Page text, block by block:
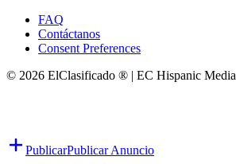
FAQ
Contáctanos
Consent Preferences
© 2026 ElClasificado ® | EC Hispanic Media
PublicarPublicar Anuncio